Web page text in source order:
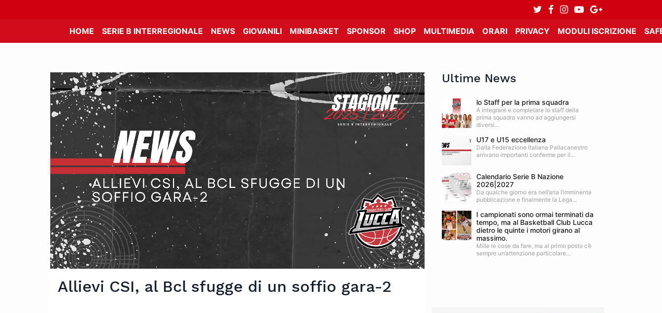
HOME SERIE B INTERREGIONALE NEWS GIOVANILI MINIBASKET SPONSOR SHOP MULTIMEDIA ORARI PRIVACY MODULI ISCRIZIONE
Allievi CSI, al Bcl sfugge di un soffio gara-2
Ultime News
lo Staff per la prima squadra
A integrare e completare lo staff della
prima squadra vanno ad aggiungersi
diversi...
U17 e U15 eccellenza
Dalla Federazione Italiana Pallacanestro
arrivano importanti conferme per il...
Calendario Serie B Nazione
2026|2027
Da qualche giorno era nell’aria l’imminente
pubblicazione e finalmente la Lega...
I campionati sono ormai terminati da
tempo, ma al Basketball Club Lucca
dietro le quinte i motori girano al
massimo.
Mille le cose da fare, ma al primo posto c’è
sempre un’attenzione particolare...